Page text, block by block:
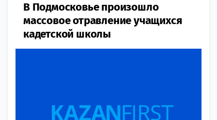
В Подмосковье произошло
массовое отравление учащихся
кадетской школы